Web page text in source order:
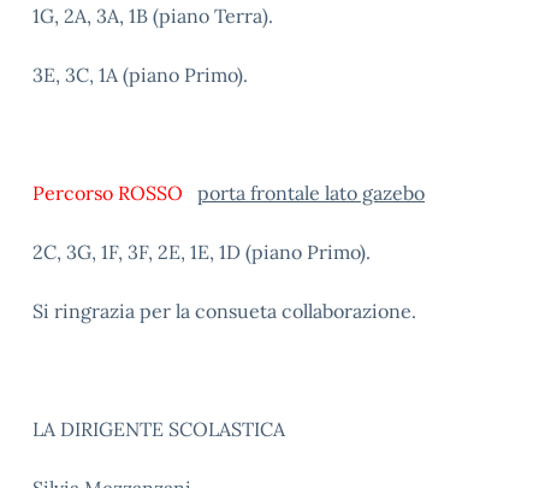
1G, 2A, 3A, 1B (piano Terra).
3E, 3C, 1A (piano Primo).
Percorso ROSSO porta frontale lato gazebo
2C, 3G, 1F, 3F, 2E, 1E, 1D (piano Primo).
Si ringrazia per la consueta collaborazione.
LA DIRIGENTE SCOLASTICA